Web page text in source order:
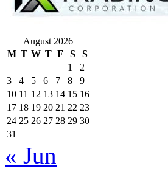
August 2026
M T W T F S
S
1
2
3
4 5 6 7 8
9
10 11 12 13 14 15 16
17 18 19 20 21 22 23
24 25 26 27 28 29 30
31
« Jun